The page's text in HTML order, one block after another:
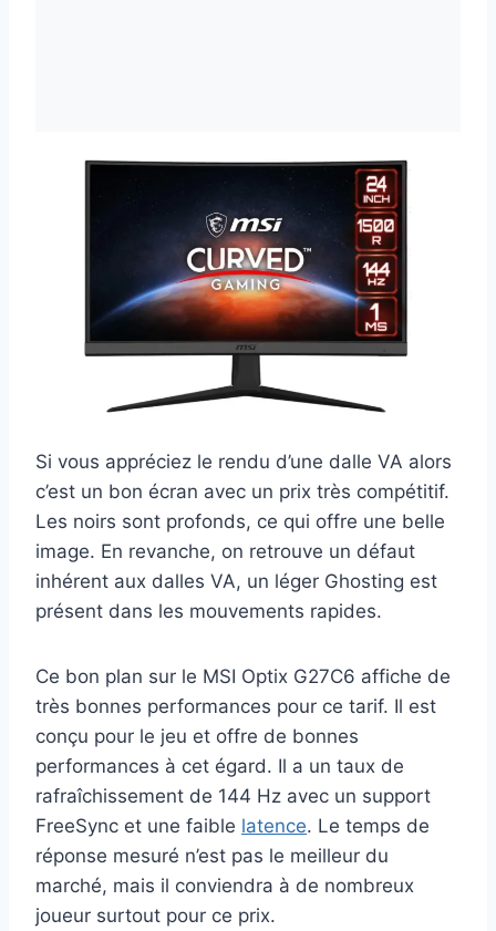
Si vous appréciez le rendu d’une dalle VA alors
c’est un bon écran avec un prix très compétitif.
Les noirs sont profonds, ce qui offre une belle
image. En revanche, on retrouve un défaut
inhérent aux dalles VA, un léger Ghosting est
présent dans les mouvements rapides.
Ce bon plan sur le MSI Optix G27C6 affiche de
très bonnes performances pour ce tarif. Il est
conçu pour le jeu et offre de bonnes
performances à cet égard. Il a un taux de
rafraîchissement de 144 Hz avec un support
FreeSync et une faible latence. Le temps de
réponse mesuré n’est pas le meilleur du
marché, mais il conviendra à de nombreux
joueur surtout pour ce prix.